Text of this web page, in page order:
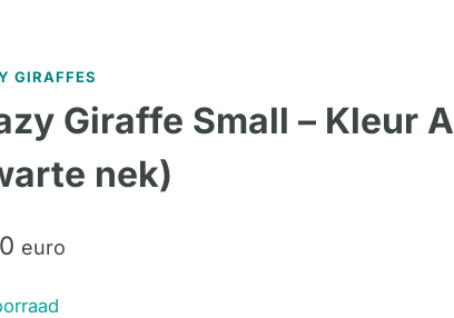
GIRAFFES
Giraffe Small – Kleur A
nek)
euro